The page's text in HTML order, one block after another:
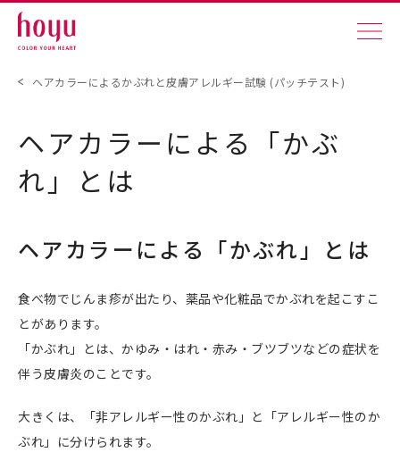
ヘアカラーによるかぶれと皮膚アレルギー試験 (パッチテスト)
ヘアカラーによる「かぶ
れ」とは
ヘアカラーによる「かぶれ」とは
食べ物でじんま疹が出たり、薬品や化粧品でかぶれを起こすこ
とがあります。
「かぶれ」とは、かゆみ・はれ・赤み・ブツブツなどの症状を
伴う皮膚炎のことです。
大きくは、「非アレルギー性のかぶれ」と「アレルギー性のか
ぶれ」に分けられます。